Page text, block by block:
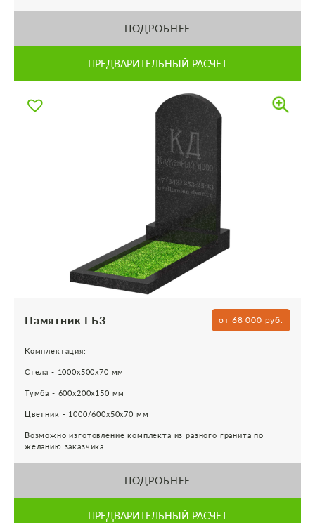
ПОДРОБНЕЕ
ПРЕДВАРИТЕЛЬНЫЙ РАСЧЕТ
Памятник ГБ3 от 68 000 руб.
Комплектация:
Стела - 1000х500х70 мм
Тумба - 600х200х150 мм
Цветник - 1000/600х50х70 мм
Возможно изготовление комплекта из разного гранита по
желанию заказчика
ПОДРОБНЕЕ
ПРЕДВАРИТЕЛЬНЫЙ РАСЧЕТ